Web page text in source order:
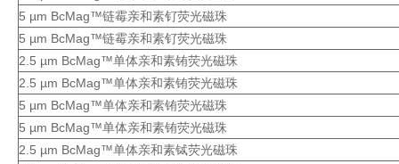
5 µm BcMag™链霉亲和素钌荧光磁珠
5 µm BcMag™链霉亲和素钌荧光磁珠
2.5 µm BcMag™单体亲和素铕荧光磁珠
2.5 µm BcMag™单体亲和素铕荧光磁珠
5 µm BcMag™单体亲和素铕荧光磁珠
5 µm BcMag™单体亲和素铕荧光磁珠
2.5 µm BcMag™单体亲和素铽荧光磁珠